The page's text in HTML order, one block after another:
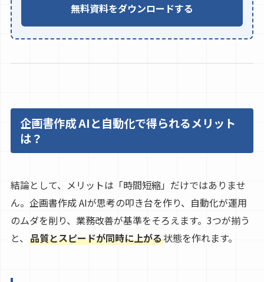
無料資料をダウンロードする
企画書作成 AIと自動化で得られるメリット
は？
結論として、メリットは「時間短縮」だけではありませ
ん。企画書作成 AIが思考の叩き台を作り、自動化が運用
のムダを削り、業務改善が基準をそろえます。3つが揃う
と、 品質とスピードが同時に上がる状態を作れます。